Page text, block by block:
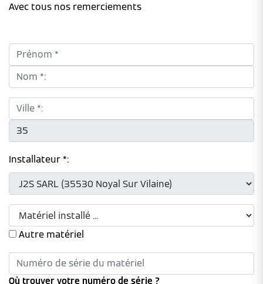
Avec tous nos remerciements
Prénom *:
Nom *:
Ville *:
CP *:
Installateur *:
Autre matériel
Où trouver votre numéro de série ?